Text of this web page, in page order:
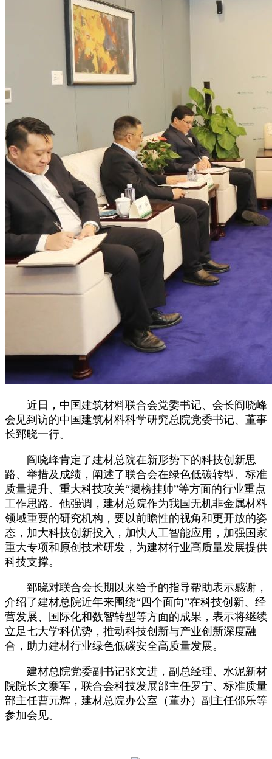
近日，中国建筑材料联合会党委书记、会长阎晓峰
会见到访的中国建筑材料科学研究总院党委书记、董事
长郅晓一行。
阎晓峰肯定了建材总院在新形势下的科技创新思
路、举措及成绩，阐述了联合会在绿色低碳转型、标准
质量提升、重大科技攻关“揭榜挂帅”等方面的行业重点
工作思路。他强调，建材总院作为我国无机非金属材料
领域重要的研究机构，要以前瞻性的视角和更开放的姿
态，加大科技创新投入，加快人工智能应用，加强国家
重大专项和原创技术研发，为建材行业高质量发展提供
科技支撑。
郅晓对联合会长期以来给予的指导帮助表示感谢，
介绍了建材总院近年来围绕“四个面向”在科技创新、经
营发展、国际化和数智转型等方面的成果，表示将继续
立足七大学科优势，推动科技创新与产业创新深度融
合，助力建材行业绿色低碳安全高质量发展。
建材总院党委副书记张文进，副总经理、水泥新材
院院长文寨军，联合会科技发展部主任罗宁、标准质量
部主任曹元辉，建材总院办公室（董办）副主任邵乐等
参加会见。